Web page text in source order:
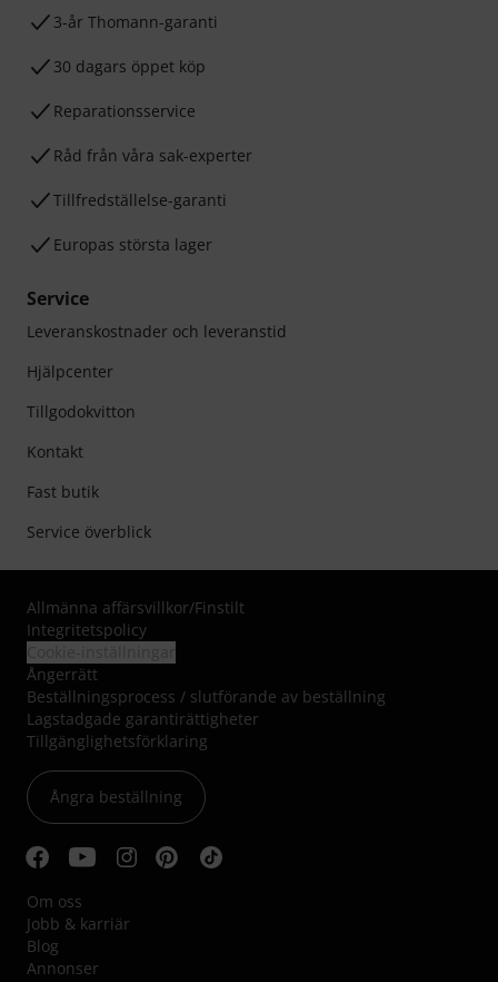
3-år Thomann-garanti
30 dagars öppet köp
Reparationsservice
Råd från våra sak-experter
Tillfredställelse-garanti
Europas största lager
Service
Leveranskostnader och leveranstid
Hjälpcenter
Tillgodokvitton
Kontakt
Fast butik
Service överblick
Allmänna affärsvillkor/Finstilt
Integritetspolicy
Ångerrätt
Beställningsprocess / slutförande av beställning
Lagstadgade garantirättigheter
Tillgänglighetsförklaring
Ångra beställning
Om oss
Jobb & karriär
Blog
Annonser